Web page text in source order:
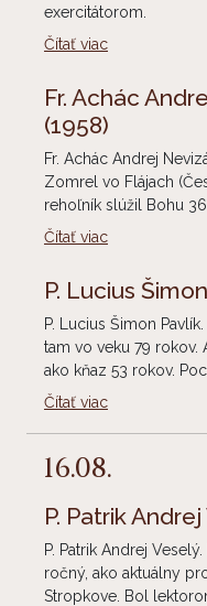
exercitátorom.
Čítať viac
Fr. Achác
(1958)
Fr. Achác Andrej
Zomrel vo Flájach
rehoľník slúžil Bohu
Čítať viac
P. Lucius
P. Lucius Šimon
tam vo veku 79 rokov.
ako kňaz 53 rokov.
Čítať viac
16.08.
P. Patrik
P. Patrik Andrej
ročný, ako aktuálny
Stropkove. Bol